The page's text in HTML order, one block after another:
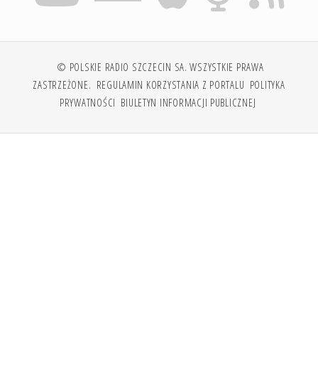
© POLSKIE RADIO SZCZECIN SA. WSZYSTKIE PRAWA
ZASTRZEŻONE. REGULAMIN KORZYSTANIA Z PORTALU POLITYKA
PRYWATNOŚCI BIULETYN INFORMACJI PUBLICZNEJ